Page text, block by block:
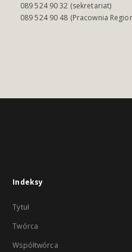
089 524 90 32 (sekretariat)
089 524 90 48 (Pracownia
Indeksy
Tytuł
Twórca
Współtwórca